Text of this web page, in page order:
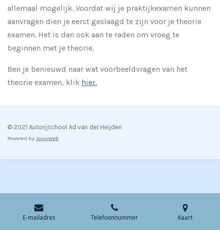
allemaal mogelijk. Voordat wij je praktijkexamen kunnen
aanvragen dien je eerst geslaagd te zijn voor je theorie
examen. Het is dan ook aan te raden om vroeg te
beginnen met je theorie.
Ben je benieuwd naar wat voorbeeldvragen van het
theorie examen, klik hier.
© 2021 Autorijschool Ad van der Heijden
Powered by JouwWeb
E-mailadres Telefoonnummer Kaart